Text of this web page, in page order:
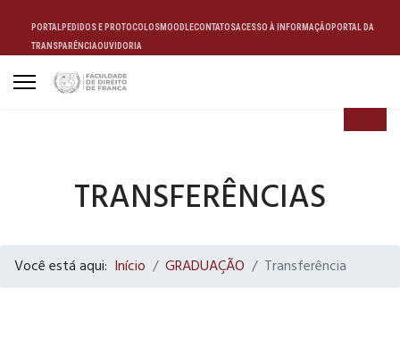
PORTALPEDIDOS E PROTOCOLOSMOODLECONTATOSACESSO À INFORMAÇÃO PORTAL DA
TRANSPARÊNCIAOUVIDORIA
TRANSFERÊNCIAS
Você está aqui: Início GRADUAÇÃO Transferência